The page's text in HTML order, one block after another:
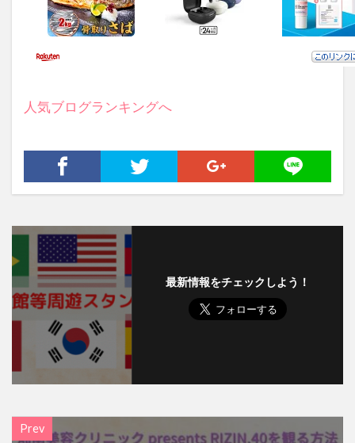
人気ブログランキングへ
最新情報をチェックしよう！
Prev